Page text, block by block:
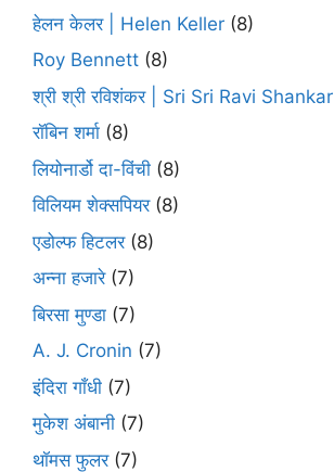
हेलन केलर | Helen Keller (8)
Roy Bennett (8)
श्री श्री रविशंकर | Sri Sri Ravi Shankar
रॉबिन शर्मा (8)
लियोनार्डो दा-विंची (8)
विलियम शेक्सपियर(8)
एडोल्फ हिटलर(8)
अन्ना हजारे(7)
बिरसा मुण्डा (7)
A. J. Cronin (7)
इंदिरा गाँधी (7)
मुकेश अंबानी (7)
थॉमस फुलर(7)